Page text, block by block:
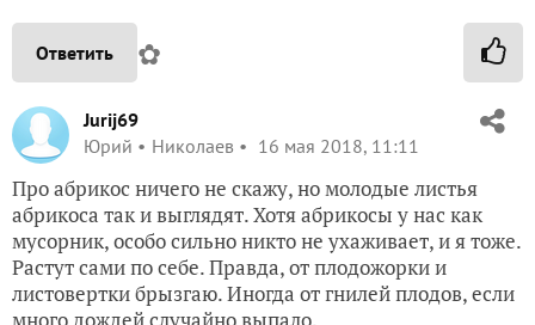
Ответить ✿
Jurij69
Юрий
Николаев 16 мая 2018, 11:11
Про абрикос ничего не скажу, но молодые листья
абрикоса так и выглядят. Хотя абрикосы у нас как
мусорник, особо сильно никто не ухаживает, и я тоже.
Растут сами по себе. Правда, от плодожорки и
листовертки брызгаю. Иногда от гнилей плодов, если